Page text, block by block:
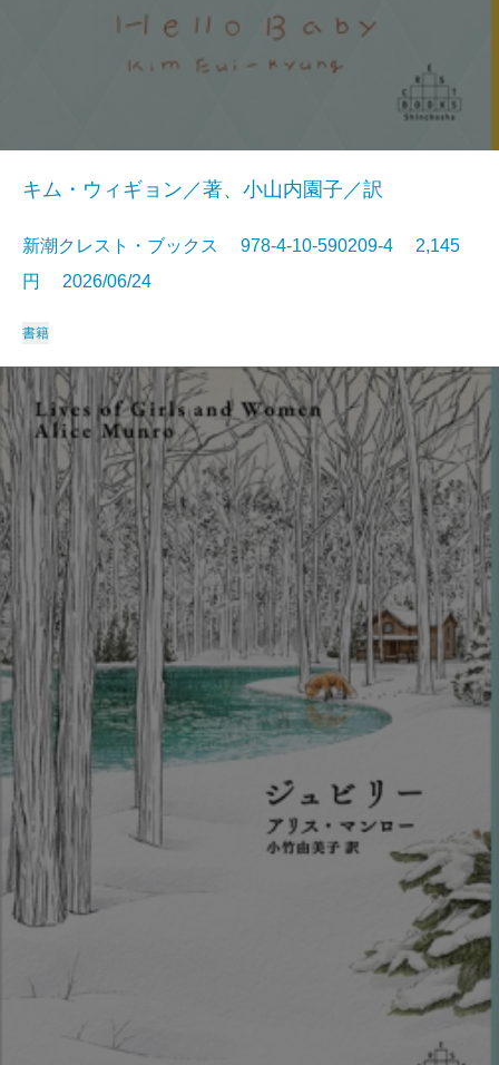
キム・ウィギョン／著、小山内園子／訳
新潮クレスト・ブックス 978-4-10-590209-4 2,145
円 2026/06/24
書籍